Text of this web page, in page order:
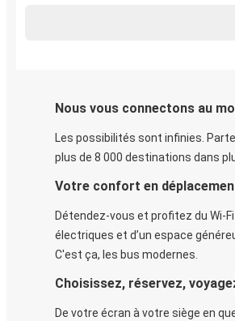
Nous vous connectons au
Les possibilités sont infinies.
plus de 8 000 destinations dans
Votre confort en
Détendez-vous et profitez du Wi-
électriques et d’un espace
C'est ça, les bus modernes.
Choisissez, réservez,
De votre écran à votre siège en